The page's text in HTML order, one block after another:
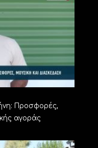
Προσφορές,
αγοράς